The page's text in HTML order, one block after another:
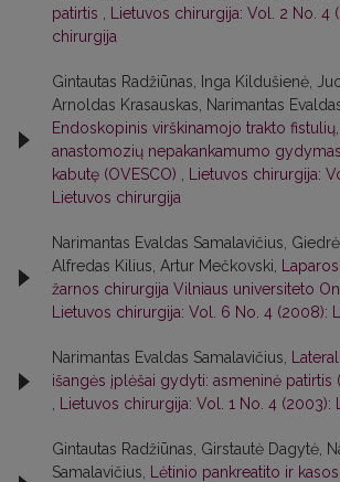
patirtis
Lietuvos chirurgija: Vol. 2 No. 4
chirurgija
Gintautas Radžiūnas, Inga Kildušienė,
Arnoldas Krasauskas, Narimantas
Endoskopinis virškinamojo trakto
anastomozių nepakankamumo
kabutę (OVESCO)
Lietuvos chirurgija:
Lietuvos chirurgija
Narimantas Evaldas Samalavičius,
Alfredas Kilius, Artur Mečkovski,
žarnos chirurgija Vilniaus universiteto
Lietuvos chirurgija: Vol. 6 No. 4 (2008):
Narimantas Evaldas Samalavičius,
išangės įplėšai gydyti: asmeninė patirtis
Lietuvos chirurgija: Vol. 1 No. 4
Gintautas Radžiūnas, Girstautė Dagytė,
Samalavičius,
Lėtinio pankreatito ir